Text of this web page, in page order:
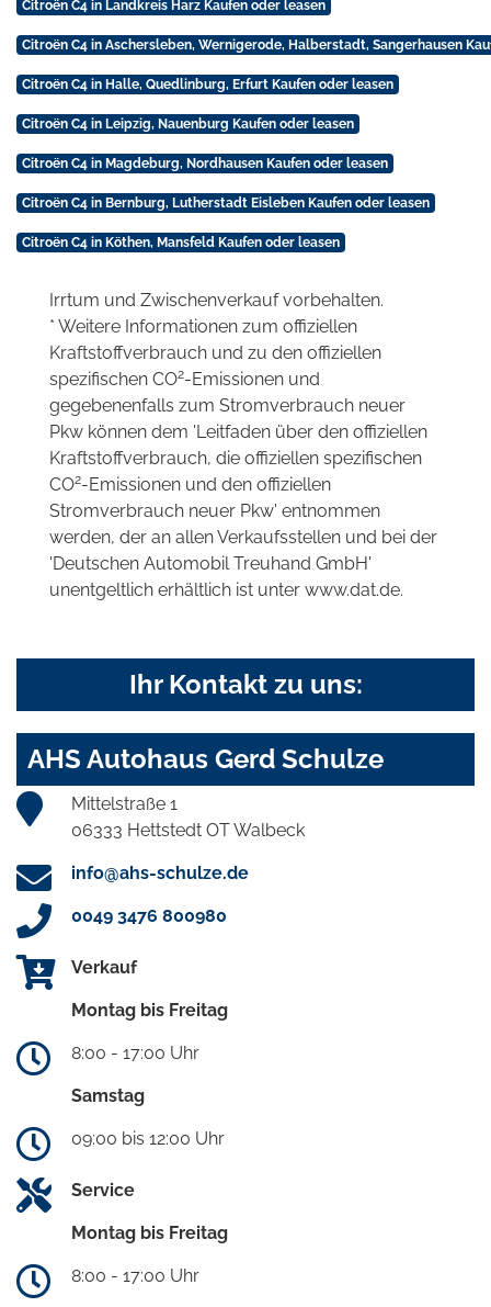
Citroën C4 in Landkreis Harz Kaufen oder leasen
Citroën C4 in Aschersleben, Wernigerode, Halberstadt, Sangerhausen
Citroën C4 in Halle, Quedlinburg, Erfurt Kaufen oder leasen
Citroën C4 in Leipzig, Nauenburg Kaufen oder leasen
Citroën C4 in Magdeburg, Nordhausen Kaufen oder leasen
Citroën C4 in Bernburg, Lutherstadt Eisleben Kaufen oder leasen
Citroën C4 in Köthen, Mansfeld Kaufen oder leasen
Irrtum und Zwischenverkauf vorbehalten.
* Weitere Informationen zum offiziellen
Kraftstoffverbrauch und zu den offiziellen
spezifischen CO2-Emissionen und
gegebenenfalls zum Stromverbrauch neuer
Pkw können dem 'Leitfaden über den offiziellen
Kraftstoffverbrauch, die offiziellen spezifischen
CO2-Emissionen und den offiziellen
Stromverbrauch neuer Pkw' entnommen
werden, der an allen Verkaufsstellen und bei der
'Deutschen Automobil Treuhand GmbH'
unentgeltlich erhältlich ist unter www.dat.de.
Ihr Kontakt zu uns:
AHS Autohaus Gerd Schulze
Mittelstraße 1
06333 Hettstedt OT Walbeck
info@ahs-schulze.de
0049 3476 800980
Verkauf
Montag bis Freitag
8:00 - 17:00 Uhr
Samstag
09:00 bis 12:00 Uhr
Service
Montag bis Freitag
8:00 - 17:00 Uhr